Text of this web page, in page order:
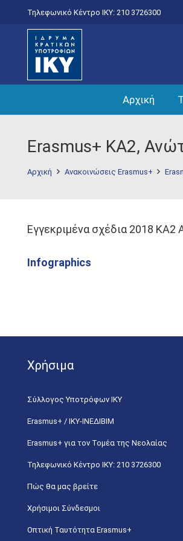
Τηλεφωνικό Κέντρο IKY: 210 3726300
Αρχική
Erasmus+ KA2,
Αρχική Ανακοινώσεις Erasmus+
Εγγεκριμένα σχέδια 2018
Infographics
Χρήσιμα
Σύλλογος Υποτρόφων ΙΚΥ
Erasmus+ / ΙΚΥ-ΙΝΕΔΙΒΙΜ
Erasmus+ για τον Τομέα της Νεολαίας
Τηλεφωνικό Κέντρο IKY: 210 3726300
Πώς θα μας βρείτε
Χρήσιμοι Σύνδεσμοι
Οπτική Ταυτότητα Erasmus+